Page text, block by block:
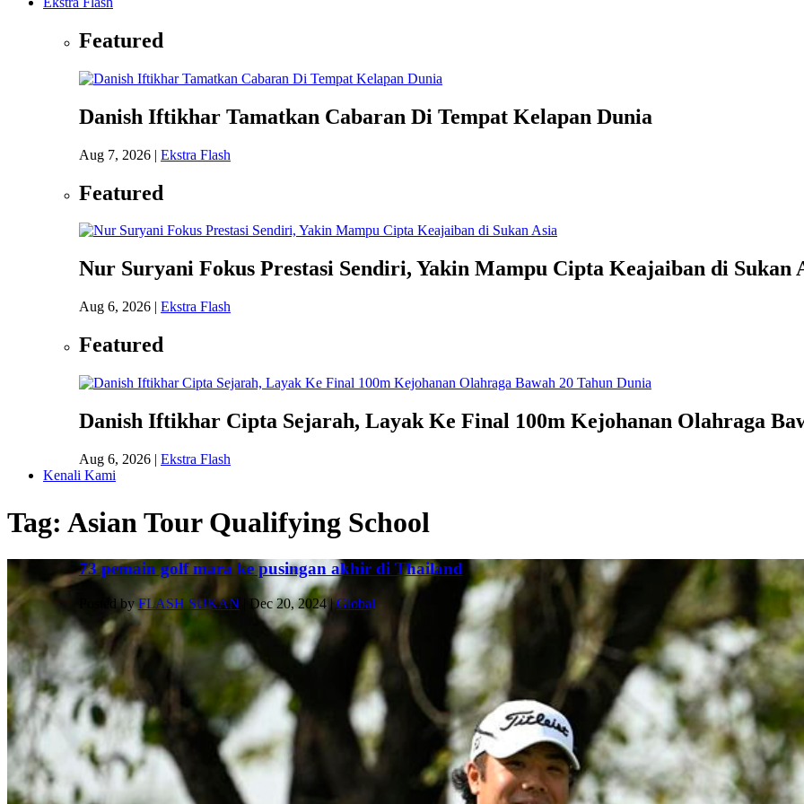
Featured
Danish Iftikhar Tamatkan Cabaran Di Tempat Kelapan Dunia
Aug 7, 2026 | Ekstra Flash
Featured
Nur Suryani Fokus Prestasi Sendiri, Yakin Mampu Cipta Keajaiban di Sukan
Aug 6, 2026 | Ekstra Flash
Featured
Danish Iftikhar Cipta Sejarah, Layak Ke Final 100m Kejohanan Olahraga
Aug 6, 2026 | Ekstra Flash
Kenali Kami
Tag: Asian Tour Qualifying School
73 pemain golf mara ke pusingan akhir di Thailand
Posted by FLASH SUKAN Dec 20, 2024|Global